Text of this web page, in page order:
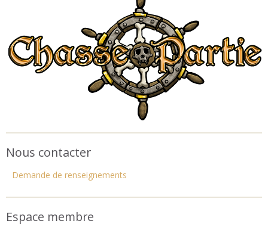
Nous contacter
Demande de renseignements
Espace membre